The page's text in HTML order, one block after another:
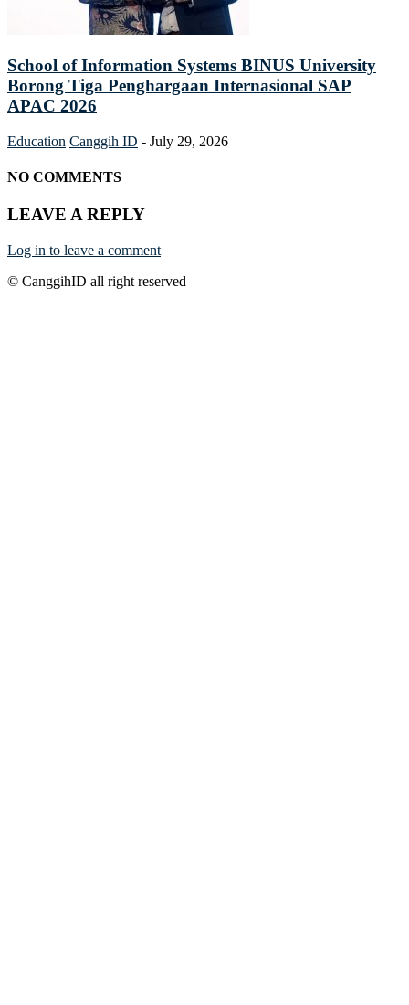
School of Information Systems BINUS University
Borong Tiga Penghargaan Internasional SAP
APAC 2026
Education Canggih ID - July 29, 2026
NO COMMENTS
LEAVE A REPLY
Log in to leave a comment
© CanggihID all right reserved